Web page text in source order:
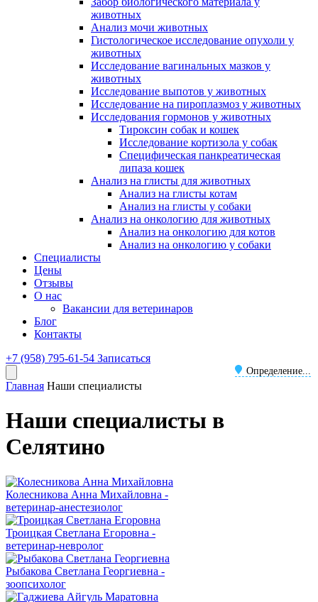
животных
Анализ мочи животных
Гистологическое исследование опухоли у
животных
Исследование вагинальных мазков у
животных
Исследование выпотов у животных
Исследование на пироплазмоз у животных
Исследования гормонов у животных
Тироксин собак и кошек
Исследование кортизола у собак
Специфическая панкреатическая
липаза кошек
Анализ на глисты для животных
Анализ на глисты котам
Анализ на глисты у собаки
Анализ на онкологию для животных
Анализ на онкологию для котов
Анализ на онкологию у собаки
Специалисты
Цены
Отзывы
О нас
Вакансии для ветеринаров
Блог
Контакты
+7 (958) 795-61-54
Определение...
Записаться
Главная Наши специалисты
Наши специалисты в
Селятино
Колесникова Анна Михайловна -
ветеринар-анестезиолог
Троицкая Светлана Егоровна -
ветеринар-невролог
Рыбакова Светлана Георгиевна -
зоопсихолог